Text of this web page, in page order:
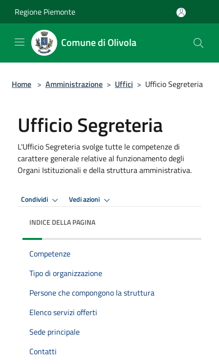
Regione Piemonte
Comune di Olivola
Home > Amministrazione > Uffici > Ufficio Segreteria
Ufficio Segreteria
L'Ufficio Segreteria svolge tutte le competenze di
carattere generale relative al funzionamento degli
Organi Istituzionali e della struttura amministrativa.
Condividi Vedi azioni
INDICE DELLA PAGINA
Competenze
Tipo di organizzazione
Persone che compongono la struttura
Elenco servizi offerti
Sede principale
Contatti